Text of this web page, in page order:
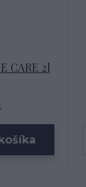
CARE 2l